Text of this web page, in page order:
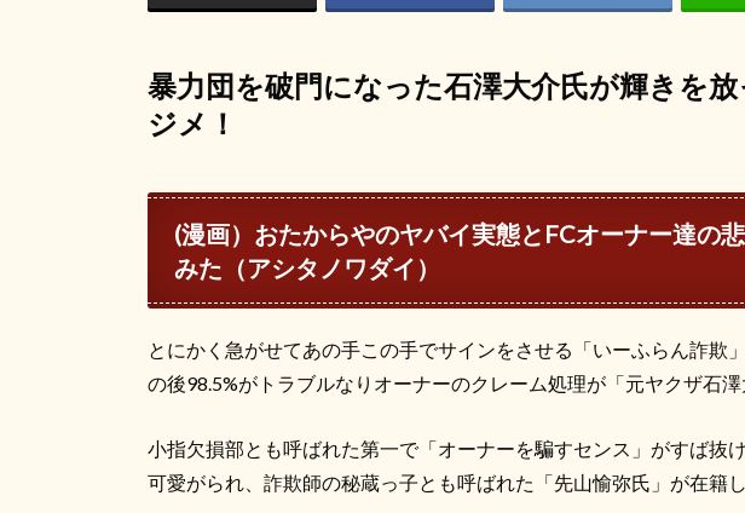
暴力団を破門になった石澤大介氏が輝きを
ジメ！
(漫画）おたからやのヤバイ実態と FCオーナー達の
みた（アシタノワダイ）
とにかく急がせてあの手この手でサインをさせる「いーふらん詐欺
の後98.5%がトラブルなりオーナーのクレーム処理が「元ヤクザ石澤
小指欠損部とも呼ばれた第一で「オーナーを騙すセンス」がすば抜
可愛がられ、詐欺師の秘蔵っ子とも呼ばれた「先山愉弥氏」が在籍